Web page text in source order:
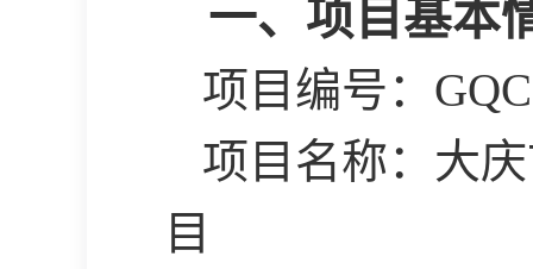
一、项目基本
项目编号：
项目名称： 大
目